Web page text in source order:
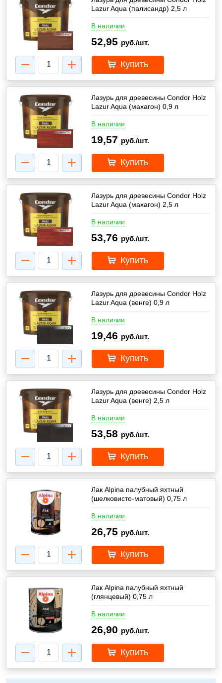
Lazur Aqua (палисандр) 2,5 л
В наличии
52,95 руб./шт.
Купить
Лазурь для древесины Condor Holz
Lazur Aqua (махагон) 0,9 л
В наличии
19,57 руб./шт.
Купить
Лазурь для древесины Condor Holz
Lazur Aqua (махагон) 2,5 л
В наличии
53,76 руб./шт.
Купить
Лазурь для древесины Condor Holz
Lazur Aqua (венге) 0,9 л
В наличии
19,46 руб./шт.
Купить
Лазурь для древесины Condor Holz
Lazur Aqua (венге) 2,5 л
В наличии
53,58 руб./шт.
Купить
Лак Alpina палубный яхтный
(шелковисто-матовый) 0,75 л
В наличии
26,75 руб./шт.
Купить
Лак Alpina палубный яхтный
(глянцевый) 0,75 л
В наличии
26,90 руб./шт.
Купить